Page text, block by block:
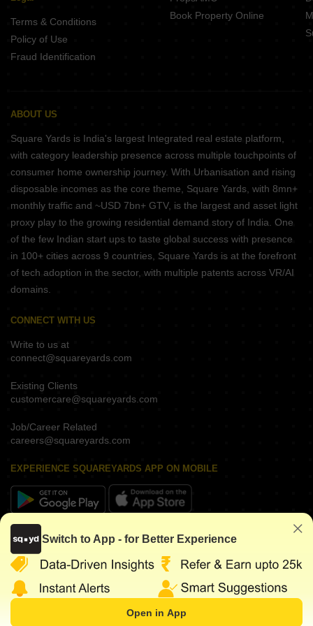
Terms & Conditions
Policy of Use
Fraud Identification
Book Property Online
ABOUT US
Square Yards is India's largest Integrated real estate platform,
with category leadership presence across multiple touchpoints of
consumer home ownership journey. With Urbanisation and rising
disposable incomes as the core theme, Square Yards, with 8mn+
monthly traffic and ~USD 7bn+ GTV, is the largest and asset light
proxy play to the growing residential demand story of India. One
of the few Indian start ups to taste global success with presence
in 100+ cities across 9 countries, Square Yards is at the forefront
of tech adoption in the sector, with multiple patents across VR/AI
domains.
CONNECT WITH US
Write to us at
connect@squareyards.com
Existing Clients
customercare@squareyards.com
Job/Career Related
careers@squareyards.com
EXPERIENCE SQUAREYARDS APP ON MOBILE
KEEP IN TOUCH
Switch to App - for Better Experience
Open in App